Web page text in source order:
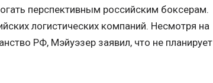
перспективным российским боксерам.
логистических компаний. Несмотря на
РФ, Мэйуэзер заявил, что не планирует